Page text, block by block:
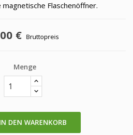
Flaschenöffner.
€ Bruttopreis
Menge
IN DEN WARENKORB